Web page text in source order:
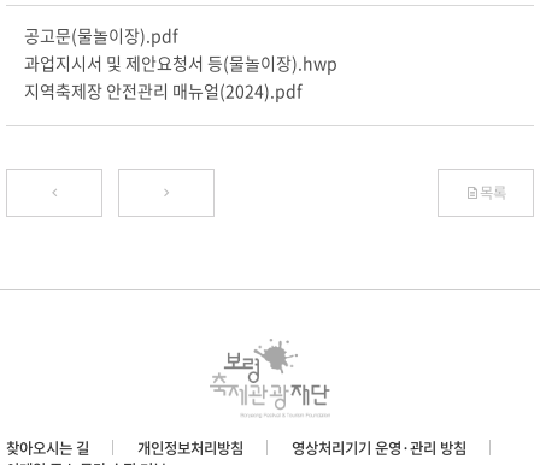
공고문(물놀이장).pdf
과업지시서 및 제안요청서 등(물놀이장).hwp
지역축제장 안전관리 매뉴얼(2024).pdf
목록
찾아오시는 길 개인정보처리방침
영상처리기기 운영·관리 방침